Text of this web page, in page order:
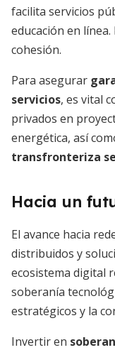
facilita servicios
educación en
cohesión.
Para asegurar
servicios, es vital
privados en
energética, así
transfronteriza
Hacia un
El avance hacia
distribuidos y
ecosistema digital
soberanía
estratégicos y la
Invertir en